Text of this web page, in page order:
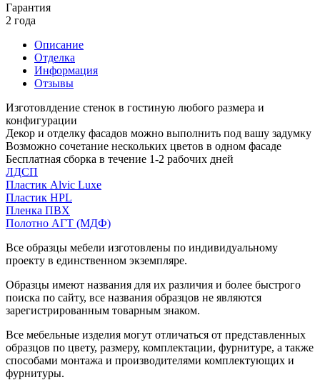
Гарантия
2 года
Описание
Отделка
Информация
Отзывы
Изготовлдение стенок в гостиную любого размера и
конфигурации
Декор и отделку фасадов можно выполнить под вашу задумку
Возможно сочетание нескольких цветов в одном фасаде
Бесплатная сборка в течение 1-2 рабочих дней
ЛДСП
Пластик Alvic Luxe
Пластик HPL
Пленка ПВХ
Полотно АГТ (МДФ)
Все образцы мебели изготовлены по индивидуальному
проекту в единственном экземпляре.
Образцы имеют названия для их различия и более быстрого
поиска по сайту, все названия образцов не являются
зарегистрированным товарным знаком.
Все мебельные изделия могут отличаться от представленных
образцов по цвету, размеру, комплектации, фурнитуре, а также
способами монтажа и производителями комплектующих и
фурнитуры.